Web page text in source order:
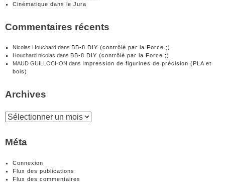
Cinématique dans le Jura
Commentaires récents
Nicolas Houchard dans BB-8 DIY (contrôlé par la Force ;)
Houchard nicolas dans BB-8 DIY (contrôlé par la Force ;)
MAUD GUILLOCHON dans
Impression de figurines de précision (PLA et
bois)
Archives
Archives
Méta
Connexion
Flux des publications
Flux des commentaires